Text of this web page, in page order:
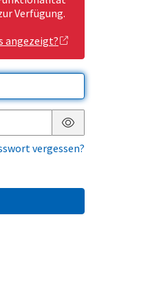
Verfügung.
angezeigt?
Passwort anzeigen
vergessen?